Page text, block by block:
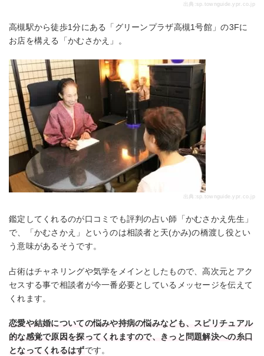
出典: sp.townguide.ypr.co.jp
高槻駅から徒歩1分にある「グリーンプラザ高槻1号館」の3Fに
お店を構える「かむさかえ」。
出典: sp.townguide.ypr.co.jp
鑑定してくれるのが口コミでも評判の占い師「かむさかえ先生」
で、「かむさかえ」というのは相談者と天(かみ)の橋渡し役とい
う意味があるそうです。
占術はチャネリングや気学をメインとしたもので、高次元とアク
セスする事で相談者が今一番必要としているメッセージを伝えて
くれます。
恋愛や結婚についての悩みや持病の悩みなども、スピリチュアル
的な感覚で原因を探ってくれますので、きっと問題解決への糸口
となってくれるはずです。